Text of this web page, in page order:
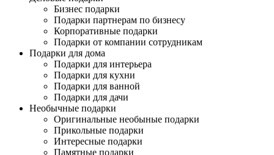
Бизнес подарки
Подарки партнерам по бизнесу
Корпоративные подарки
Подарки от компании сотрудникам
Подарки для дома
Подарки для интерьера
Подарки для кухни
Подарки для ванной
Подарки для дачи
Необычные подарки
Оригинальные необыные подарки
Прикольные подарки
Интересные подарки
Памятные подарки